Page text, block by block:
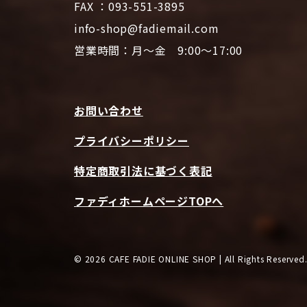
FAX ：093-551-3895
info-shop@fadiemail.com
営業時間：月～金 9:00～17:00
お問い合わせ
プライバシーポリシー
特定商取引法に基づく表記
ファディホームページTOPへ
© 2026 CAFE FADIE ONLINE SHOP | All Rights Reserved.